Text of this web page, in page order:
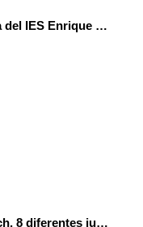
El Gabinete de Física del IES Enrique Tierno Galván de Parla (Curso 25-26)
Programa con Scratch, 8 diferentes juegos para vivir la emoción de los partidos de España en el mundial 2026